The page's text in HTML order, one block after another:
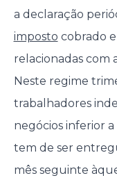
a declaração
imposto cobrado
relacionadas com
Neste regime
trabalhadores
negócios inferior
tem de ser
mês seguinte